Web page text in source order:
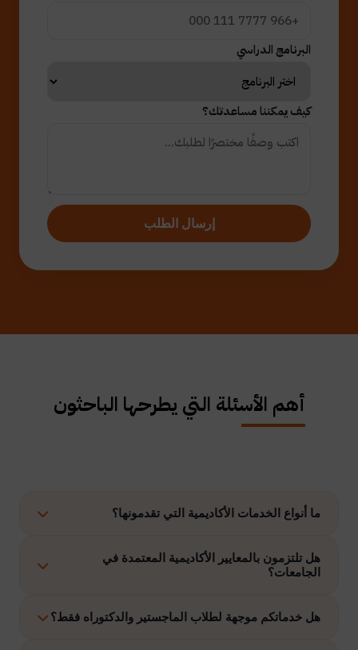
البرنامج الدراسي
كيف يمكننا مساعدتك؟
إرسال الطلب
أهم الأسئلة التي يطرحها الباحثون
ما أنواع الخدمات الأكاديمية التي تقدمونها؟
نوفر حلولًا متكاملة تشمل إعداد الرسائل العلمية، الاستشارات
الأكاديمية، التحليل الإحصائي، إعداد خطة البحث، نشر الأبحاث،
هل تلتزمون بالمعايير الأكاديمية المعتمدة في
الجامعات؟
نعم، نلتزم بتنفيذ جميع الأعمال وفق ضوابط الدراسات العليا
هل خدماتكم موجهة لطلاب الماجستير والدكتوراه فقط؟